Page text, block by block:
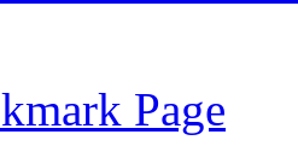
Page